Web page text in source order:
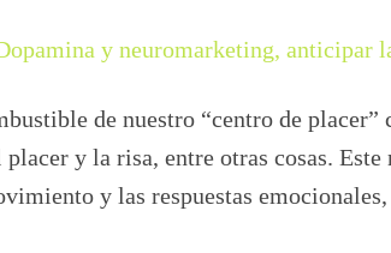
y neuromarketing, anticipar
de nuestro “centro de
y la risa, entre otras cosas.
y las respuestas emocionales,